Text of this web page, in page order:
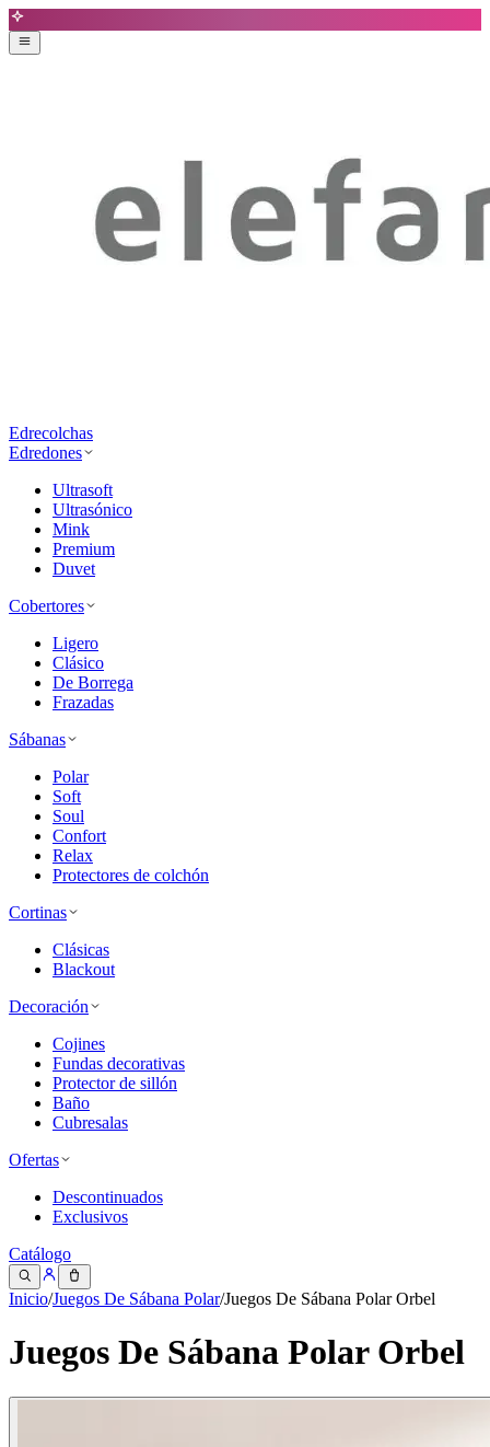
Edrecolchas
Edredones
Ultrasoft
Ultrasónico
Mink
Premium
Duvet
Cobertores
Ligero
Clásico
De Borrega
Frazadas
Sábanas
Polar
Soft
Soul
Confort
Relax
Protectores de colchón
Cortinas
Clásicas
Blackout
Decoración
Cojines
Fundas decorativas
Protector de sillón
Baño
Cubresalas
Ofertas
Descontinuados
Exclusivos
Catálogo
Inicio/Juegos De Sábana Polar/Juegos De Sábana Polar Orbel
Juegos De Sábana Polar Orbel